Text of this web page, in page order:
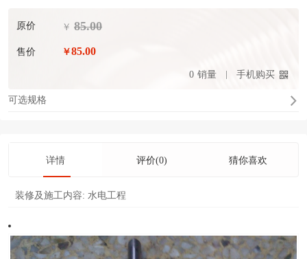
原价 ￥ 85.00
售价 ￥85.00
0 销量 手机购买
可选规格
详情 评价(0) 猜你喜欢
装修及施工内容: 水电工程